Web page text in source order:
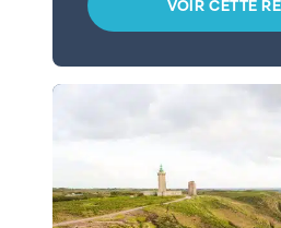
VOIR CETTE